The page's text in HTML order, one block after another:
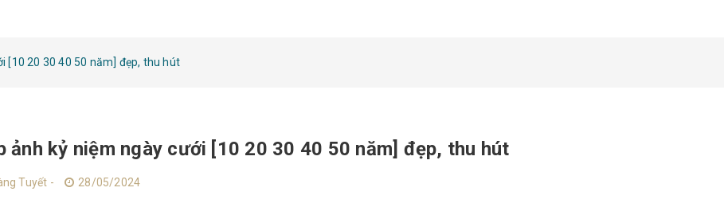
[10 20 30 40 50 năm] đẹp, thu hút
ảnh kỷ niệm ngày cưới [10 20 30 40 50 năm] đẹp, thu hút
Tuyết - 28/05/2024